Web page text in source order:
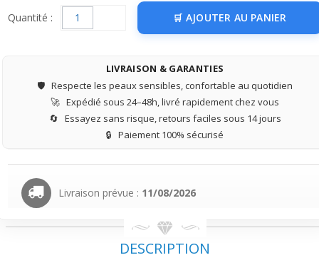
Quantité : AJOUTER AU PANIER
LIVRAISON & GARANTIES
🛡️ Respecte les peaux sensibles, confortable au quotidien
🚀 Expédié sous 24–48h, livré rapidement chez vous
🔄 Essayez sans risque, retours faciles sous 14 jours
🔒 Paiement 100% sécurisé
Livraison prévue : 11/08/2026
DESCRIPTION